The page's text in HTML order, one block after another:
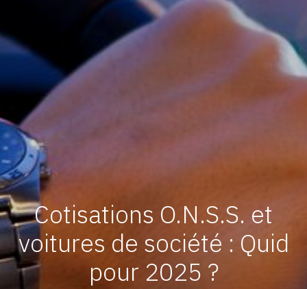
Cotisations O.N.S.S. et
voitures de société : Quid
pour 2025 ?